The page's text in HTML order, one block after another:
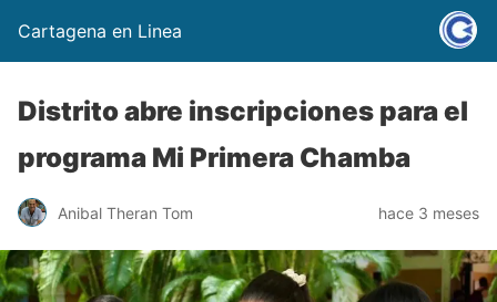
Cartagena en Linea
Distrito abre inscripciones para el
programa Mi Primera Chamba
Anibal Theran Tom hace 3 meses